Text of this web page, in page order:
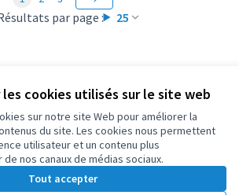
cookies utilisés sur le site web
sur notre site Web pour améliorer la
du site. Les cookies nous permettent
utilisateur et un contenu plus
nos canaux de médias sociaux.
Tout accepter
par page : 25
la langueElegir el idioma